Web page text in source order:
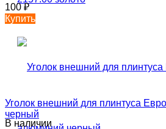
100₽
Купить
Уголок внешний для плинтуса
черный
В наличии